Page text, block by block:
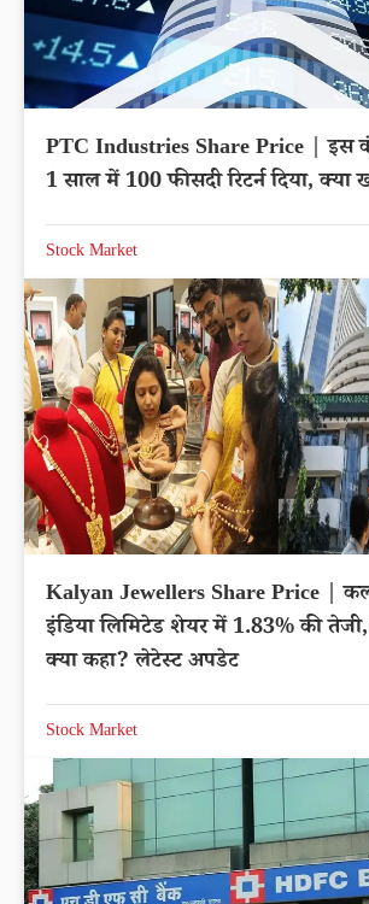
PTC Industries Share Price | इस कंपनी के
1 साल में 100 फीसदी रिटर्न दिया, क्या
Stock Market
Kalyan Jewellers Share Price |
इंडिया लिमिटेड शेयर में 1.83% की
क्या कहा? लेटेस्ट अपडेट
Stock Market